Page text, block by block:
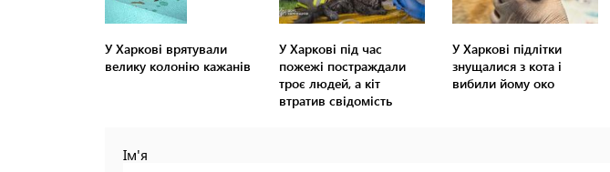
У Харкові врятували
велику колонію кажанів
У Харкові під час
пожежі постраждали
троє людей, а кіт
втратив свідомість
У Харкові підлітки
знущалися з кота і
вибили йому око
Ім'я